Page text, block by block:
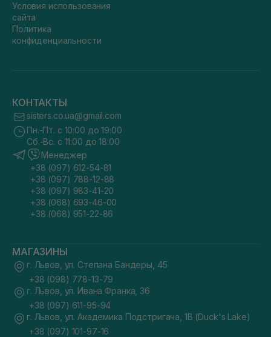
Условия использования
сайта
Политика
конфиденциальности
КОНТАКТЫ
sisters.co.ua@gmail.com
Пн.-Пт. с 10:00 до 19:00
Сб.-Вс. с 11:00 до 18:00
Менеджер
+38 (097) 612-54-81
+38 (097) 788-12-88
+38 (097) 983-41-20
+38 (068) 693-46-00
+38 (068) 951-22-86
МАГАЗИНЫ
г. Львов, ул. Степана Бандеры, 45
+38 (098) 778-13-79
г. Львов, ул. Ивана Франка, 36
+38 (097) 611-95-94
г. Львов, ул. Академика Подстригача, 1В (Duck's Lake)
+38 (097) 101-97-16